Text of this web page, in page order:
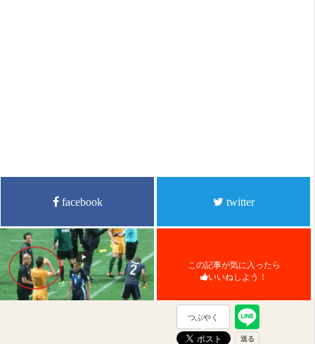
facebook twitter
この記事が気に入ったら
いいねしよう！
つぶやく